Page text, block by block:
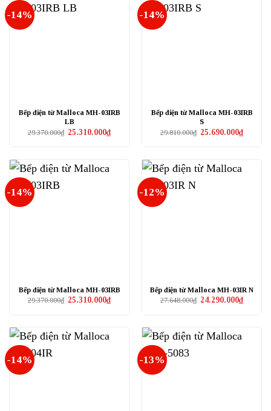
-14%
Bếp điện từ Malloca MH-03IRB
LB
29.370.000₫ Giá
25.310.000₫Giá
hiện
25.310.000₫.
-14%
Bếp điện từ Malloca MH-03IRB
S
29.810.000₫ Giá
25.690.000₫Giá
hiện
-14%
Bếp điện từ Malloca MH-03IRB
29.370.000₫ Giá
25.310.000₫Giá
hiện
25.310.000₫.
-12%
Bếp điện từ Malloca MH-03IR N
27.648.000₫ Giá
24.290.000₫Giá
hiện
-14% -13%